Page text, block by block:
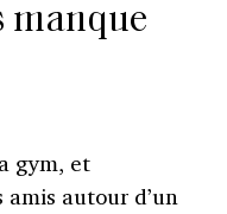
manque
gym, et
autour d’un